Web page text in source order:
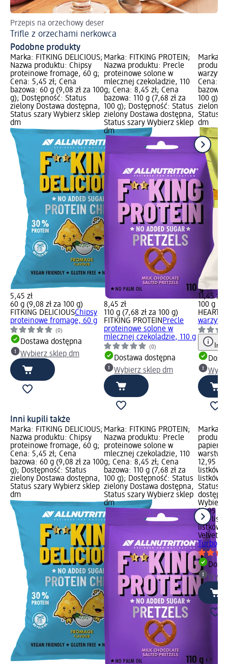
Przepis na orzechowy deser
Trifle z orzechami nerkowca
Podobne produkty
Marka: FITKING DELICIOUS;
Nazwa produktu: Chipsy
proteinowe fromage, 60 g;
Cena: 5,45 zł; Cena
bazowa: 60 g (9,08 zł za 100
g); Dostępność: Status
zielony Dostawa dostępna,
Status szary Wybierz sklep
dm
5,45 zł
60 g (9,08 zł za 100 g)
FITKING DELICIOUSChipsy
proteinowe fromage, 60 g
(0)
Dostawa dostępna
Wybierz sklep dm
Marka: FITKING PROTEIN;
Nazwa produktu: Precle
proteinowe solone w
mlecznej czekoladzie, 110
g; Cena: 8,45 zł; Cena
bazowa: 110 g (7,68 zł za
100 g); Dostępność: Status
zielony Dostawa dostępna,
Status szary Wybierz sklep
dm
8,45 zł
110 g (7,68 zł za 100 g)
FITKING PROTEINPrecle
proteinowe solone w
mlecznej czekoladzie, 110 g
(0)
Dostawa dostępna
Wybierz sklep dm
Marka:
Cena:
bazowa:
100 g);
zielony
Status
dm
11,45 zł
100 g
Inni kupili także
Marka: FITKING DELICIOUS;
Nazwa produktu: Chipsy
proteinowe fromage, 60 g;
Cena: 5,45 zł; Cena
bazowa: 60 g (9,08 zł za 100
g); Dostępność: Status
zielony Dostawa dostępna,
Status szary Wybierz sklep
dm
Marka: FITKING PROTEIN;
Nazwa produktu: Precle
proteinowe solone w
mlecznej czekoladzie, 110
g; Cena: 8,45 zł; Cena
bazowa: 110 g (7,68 zł za
100 g); Dostępność: Status
zielony Dostawa dostępna,
Status szary Wybierz sklep
dm
Marka:
12,95
listków
listków);
Status
Wybierz
12,95 zł
340
listków)
Velvet
Turbo,